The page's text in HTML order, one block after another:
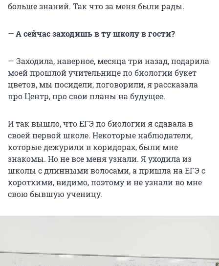
больше знаний. Так что за меня были рады.
— А сейчас заходишь в ту школу в гости?
— Заходила, наверное, месяца три назад, подарила
моей прошлой учительнице по биологии букет
цветов, мы посидели, поговорили, я рассказала
про Центр, про свои планы на будущее.
И так вышло, что ЕГЭ по биологии я сдавала в
своей первой школе. Некоторые наблюдатели,
которые дежурили в коридорах, были мне
знакомы. Но не все меня узнали. Я уходила из
школы с длинными волосами, а пришла на ЕГЭ с
короткими, видимо, поэтому и не узнали во мне
свою бывшую ученицу.